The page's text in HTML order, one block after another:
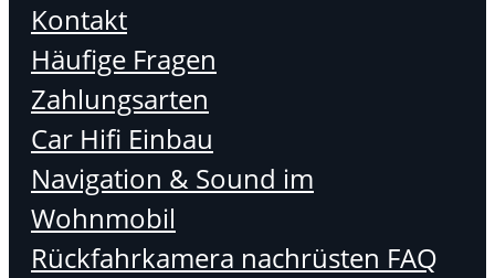
Kontakt
Häufige Fragen
Zahlungsarten
Car Hifi Einbau
Navigation & Sound im
Wohnmobil
Rückfahrkamera nachrüsten FAQ